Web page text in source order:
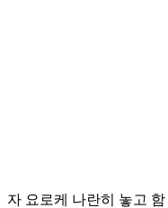
자 요로케 나란히 놓고